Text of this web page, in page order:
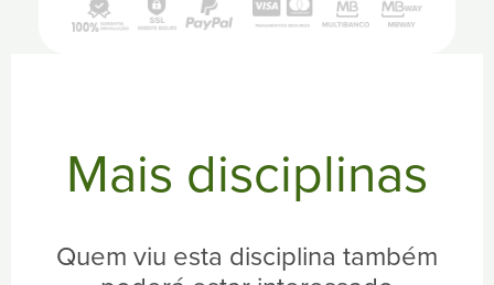
Ano
Mais disciplinas
Quem viu esta disciplina também